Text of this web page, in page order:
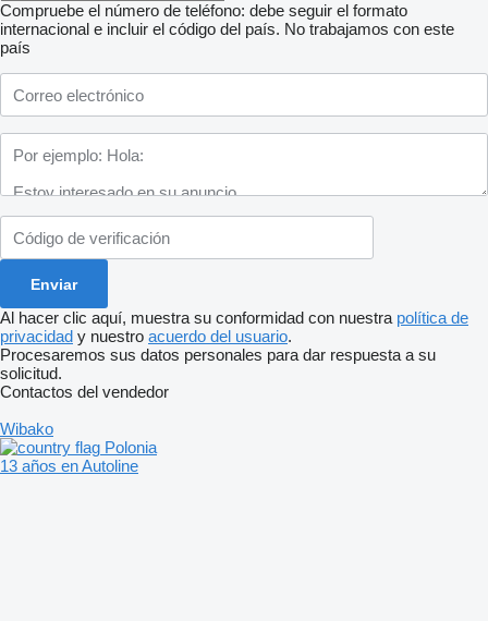
Compruebe el número de teléfono: debe seguir el formato
internacional e incluir el código del país. No trabajamos con este
país
Al hacer clic aquí, muestra su conformidad con nuestra política de
privacidad y nuestro acuerdo del usuario.
Procesaremos sus datos personales para dar respuesta a su
solicitud.
Contactos del vendedor
Wibako
Polonia
13 años en Autoline